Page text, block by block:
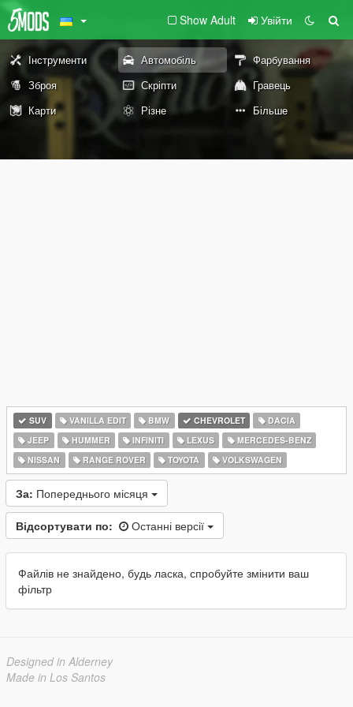
Show Adult Увійти
Інструменти Автомобіль
Фарбування
Зброя
Скріпти
Гравець
Карти
Різне Більше
SUV VANILLA EDIT BMW CHEVROLET
DACIA
JEEP
HUMMER INFINITI LEXUS
MERCEDES-BENZ
NISSAN
RANGE ROVER TOYOTA VOLKSWAGEN
За: Попереднього місяця
Відсортувати по: Останні версії
Файлів не знайдено, будь ласка, спробуйте змінити ваш
фільтр
Designed in Alderney
Made in Los Santos